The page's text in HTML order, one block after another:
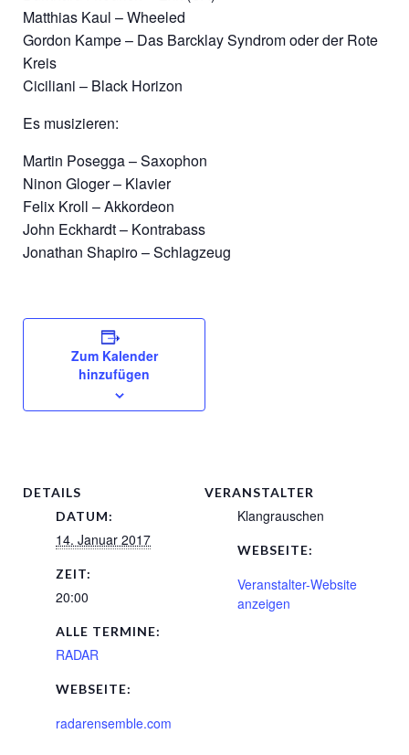
Matthias Kaul – Wheeled
Gordon Kampe – Das Barcklay Syndrom oder der Rote
Kreis
Ciciliani – Black Horizon
Es musizieren:
Martin Posegga – Saxophon
Ninon Gloger – Klavier
Felix Kroll – Akkordeon
John Eckhardt – Kontrabass
Jonathan Shapiro – Schlagzeug
Zum Kalender
hinzufügen
DETAILS
DATUM:
14. Januar 2017
ZEIT:
20:00
ALLE TERMINE:
RADAR
WEBSEITE:
radarensemble.com
VERANSTALTER
Klangrauschen
WEBSEITE:
Veranstalter-Website
anzeigen